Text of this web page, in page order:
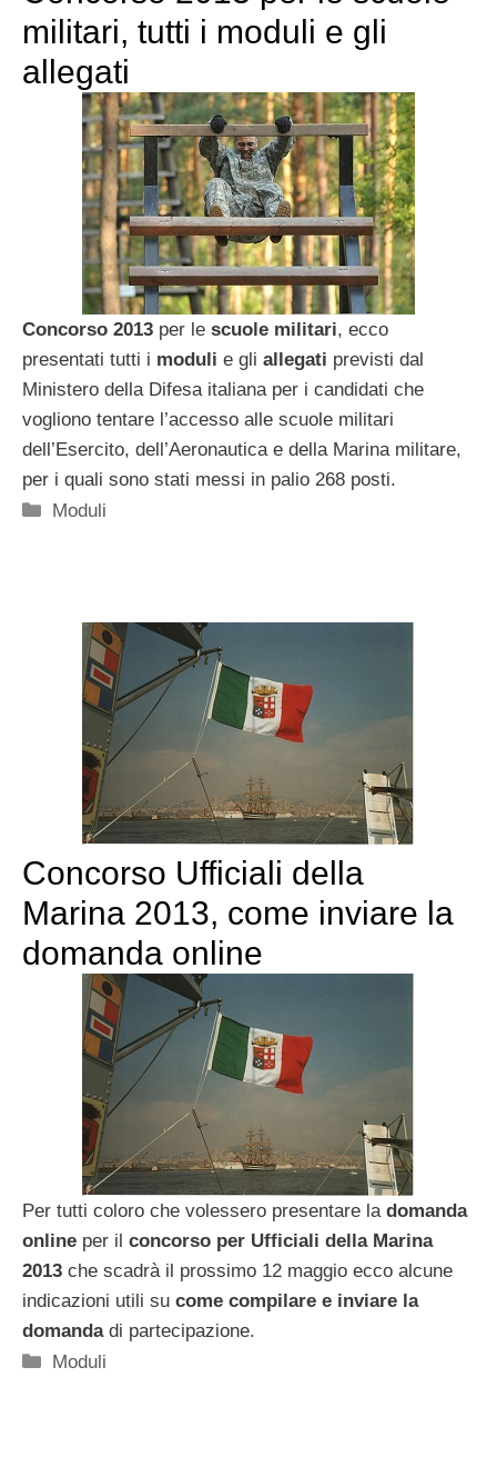
militari, tutti i moduli e gli
allegati
Concorso 2013 per le scuole militari, ecco
presentati tutti i moduli e gli allegati previsti dal
Ministero della Difesa italiana per i candidati che
vogliono tentare l’accesso alle scuole militari
dell’Esercito, dell’Aeronautica e della Marina militare,
per i quali sono stati messi in palio 268 posti.
Categorie
Moduli
Concorso Ufficiali della
Marina 2013, come inviare la
domanda online
Per tutti coloro che volessero presentare la domanda
online per il concorso per Ufficiali della Marina
2013 che scadrà il prossimo 12 maggio ecco alcune
indicazioni utili su come compilare e inviare la
domandadi partecipazione.
Categorie
Moduli